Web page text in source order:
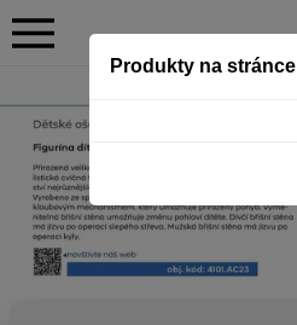
Produkty na stránce